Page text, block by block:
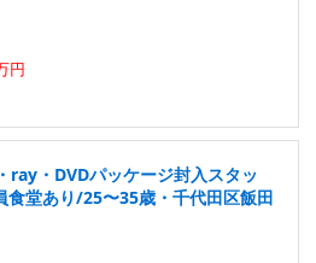
円
ray・DVDパッケージ封入スタッ
食堂あり/25〜35歳・千代田区飯田